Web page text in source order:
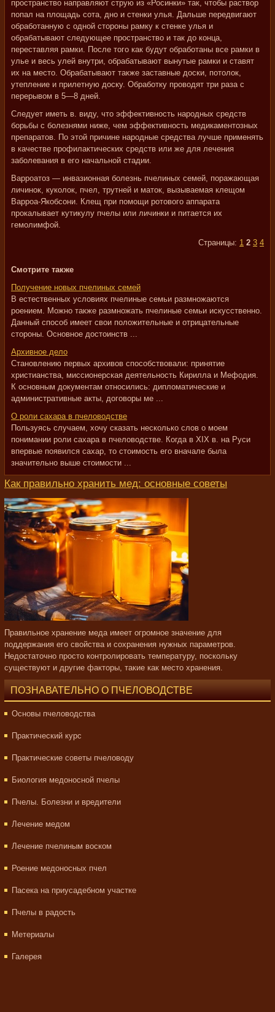
пространство направляют струю из «Росинки» так, чтобы раствор
попал на площадь сота, дно и стенки улья. Дальше передвигают
обработанную с одной стороны рамку к стенке улья и
обрабатывают следующее пространство и так до конца,
переставляя рамки. После того как будут обработаны все рамки в
улье и весь улей внутри, обрабатывают вынутые рамки и ставят
их на место. Обрабатывают также заставные доски, потолок,
утепление и прилетную доску. Обработку проводят три раза с
перерывом в 5—8 дней.
Следует иметь в. виду, что эффективность народных средств
борьбы с болезнями ниже, чем эффективность медикаментозных
препаратов. По этой причине народные средства лучше применять
в качестве профилактических средств или же для лечения
заболевания в его начальной стадии.
Варроатоз — инвазионная болезнь пчелиных семей, поражающая
личинок, куколок, пчел, трутней и маток, вызываемая клещом
Варроа-Якобсони. Клещ при помощи ротового аппарата
прокалывает кутикулу пчелы или личинки и питается их
гемолимфой.
Страницы: 1 2 3 4
Смотрите также
Получение новых пчелиных семей
В естественных условиях пчелиные семьи размножаются
роением. Можно также размножать пчелиные семьи искусственно.
Данный способ имеет свои положительные и отрицательные
стороны. Основное достоинств ...
Архивное дело
Становлению первых архивов способствовали: принятие
христианства, миссионерская деятельность Кирилла и Мефодия.
К основным документам относились: дипломатические и
административные акты, договоры ме ...
О роли сахара в пчеловодстве
Пользуясь случаем, хочу сказать несколько слов о моем
понимании роли сахара в пчеловодстве. Когда в XIX в. на Руси
впервые появился сахар, то стоимость его вначале была
значительно выше стоимости ...
Как правильно хранить мед: основные советы
Правильное хранение меда имеет огромное значение для
поддержания его свойства и сохранения нужных параметров.
Недостаточно просто контролировать температуру, поскольку
существуют и другие факторы, такие как место хранения.
ПОЗНАВАТЕЛЬНО О ПЧЕЛОВОДСТВЕ
Основы пчеловодства
Практический курс
Практические советы пчеловоду
Биология медоносной пчелы
Пчелы. Болезни и вредители
Лечение медом
Лечение пчелиным воском
Роение медоносных пчел
Пасека на приусадебном участке
Пчелы в радость
Метериалы
Галерея